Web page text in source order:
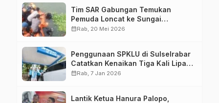
Tim SAR Gabungan Temukan
Pemuda Loncat ke Sungai
Pampang Makassar
calendar_monthRab, 20 Mei 2026
Penggunaan SPKLU di Sulselrabar
Catatkan Kenaikan Tiga Kali Lipat
di Tahun 2025
calendar_monthRab, 7 Jan 2026
Lantik Ketua Hanura Palopo,